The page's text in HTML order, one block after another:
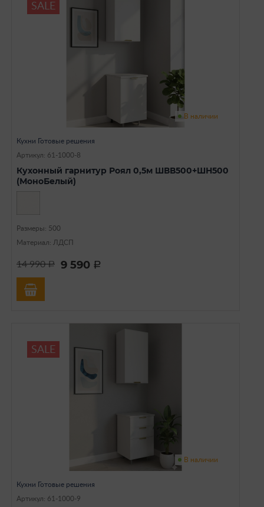
SALE
В наличии
Кухни Готовые решения
Артикул: 61-1000-8
Кухонный гарнитур Роял 0,5м ШВВ500+ШН500
(МоноБелый)
Размеры: 500
Материал: ЛДСП
14 990a 9 590 a
SALE
В наличии
Кухни Готовые решения
Артикул: 61-1000-9